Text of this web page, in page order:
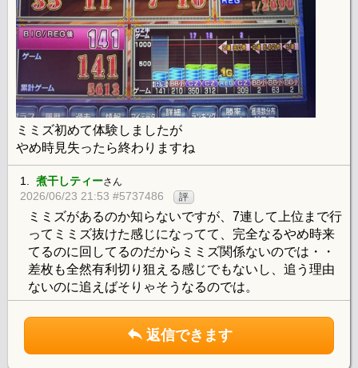
ミミズ初めて体験しましたが
やめ時見失ったら終わりますね
1. 煮干しティーさん
2026/06/23 21:53 #5737486 評
ミミズがあるのか知らないですが、7連して上位まで行
ってミミズ抜けた感じになってて、完全なるやめ時来
てるのに回してるのだからミミズ関係ないのでは・・
差枚も全然有利切り狙える感じでもないし、追う理由
ないのに追えばそりゃそうなるのでは。
返信できます